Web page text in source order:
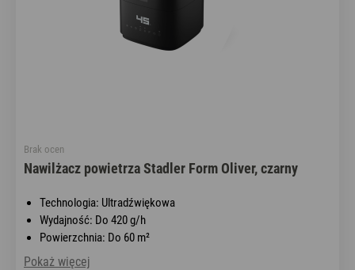
Brak ocen
Nawilżacz powietrza Stadler Form Oliver, czarny
Technologia: Ultradźwiękowa
Wydajność: Do 420 g/h
Powierzchnia: Do 60 m²
Pokaż więcej